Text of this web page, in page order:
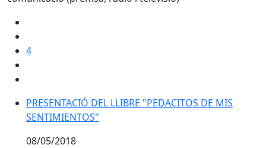
4
PRESENTACIÓ DEL LLIBRE "PEDACITOS DE MIS
PRESENTACIÓ DEL LLIBRE "PEDACITOS DE MIS
SENTIMIENTOS"
08/05/2018